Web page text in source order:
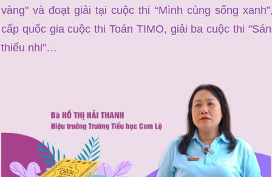
vàng" và đoạt giải tại cuộc thi “Mình cùng sống
cấp quốc gia cuộc thi Toán TIMO, giải ba cuộc thi
thiếu nhi"…